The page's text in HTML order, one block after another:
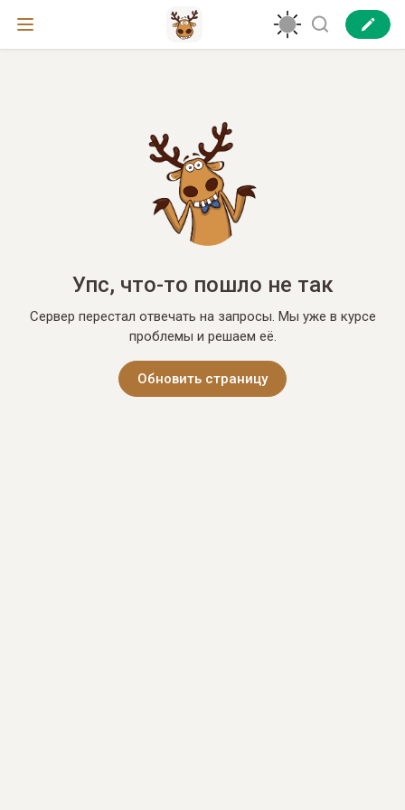
Упс, что-то пошло не так
Сервер перестал отвечать на запросы. Мы уже в курсе
проблемы и решаем её.
Обновить страницу